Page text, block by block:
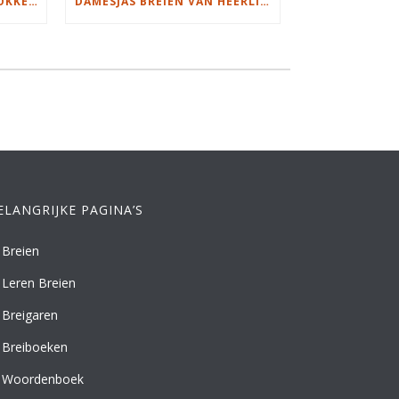
PAGINA’S
Breien
Leren Breien
Breigaren
Breiboeken
Woordenboek